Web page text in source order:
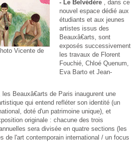
Vicente de
- Le Belvédère , dans ce
nouvel espace dédié aux
étudiants et aux jeunes
artistes issus des
Beauxâ€arts, sont
exposés successivement
les travaux de Florent
Fouchié, Chloé Quenum,
Eva Barto et Jean-
Beauxâ€arts de Paris inaugurent une
qui entend refléter son identité (un
doté d'un patrimoine unique), et
originale : chacune des trois
sera divisée en quatre sections (les
de l'art contemporain international / un focus